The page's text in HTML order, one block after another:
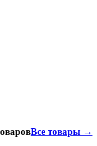
Все товары →